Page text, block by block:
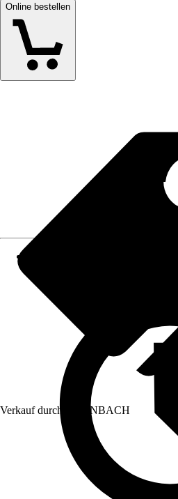
Online bestellen
Verkauf durch: HORNBACH